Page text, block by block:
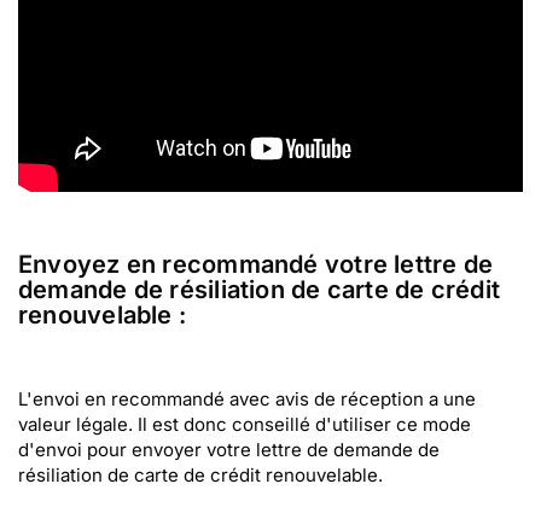
Envoyez en recommandé votre lettre de
demande de résiliation de carte de crédit
renouvelable :
L'envoi en recommandé avec avis de réception a une
valeur légale. Il est donc conseillé d'utiliser ce mode
d'envoi pour envoyer votre lettre de demande de
résiliation de carte de crédit renouvelable.